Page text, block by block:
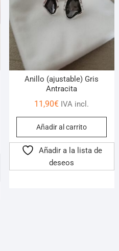
Anillo (ajustable) Gris
Antracita
11,90€ IVA incl.
Añadir al carrito
Añadir a la lista de
deseos